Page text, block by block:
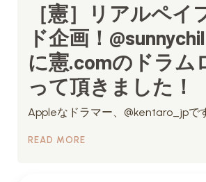
［憲］リアルペイ
ド企画！
に憲.comのドラム
って頂きました！
Appleなドラマー、@kentaro_jpで
READ MORE